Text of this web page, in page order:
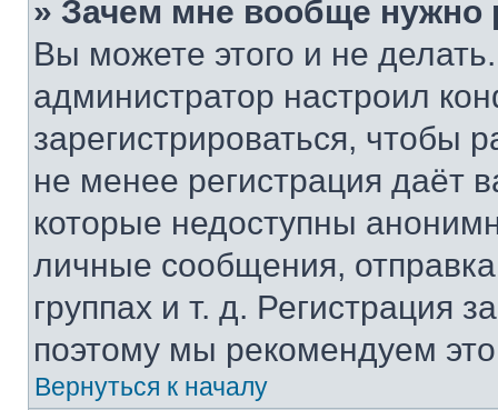
» Зачем мне вообще нужно
Вы можете этого и не
администратор настроил
зарегистрироваться, чтобы
не менее регистрация даёт
которые недоступны
личные сообщения,
группах и т. д. Регистрация
поэтому мы рекомендуем
Вернуться к началу